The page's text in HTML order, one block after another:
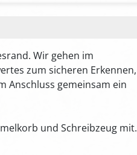
Wir gehen im
zum sicheren Erkennen,
Anschluss gemeinsam ein
und Schreibzeug mit.